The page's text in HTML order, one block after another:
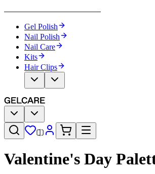
Gel Polish
Nail Polish
Nail Care
Kits
Hair Clips
Valentine's Day Palette​​​​‌